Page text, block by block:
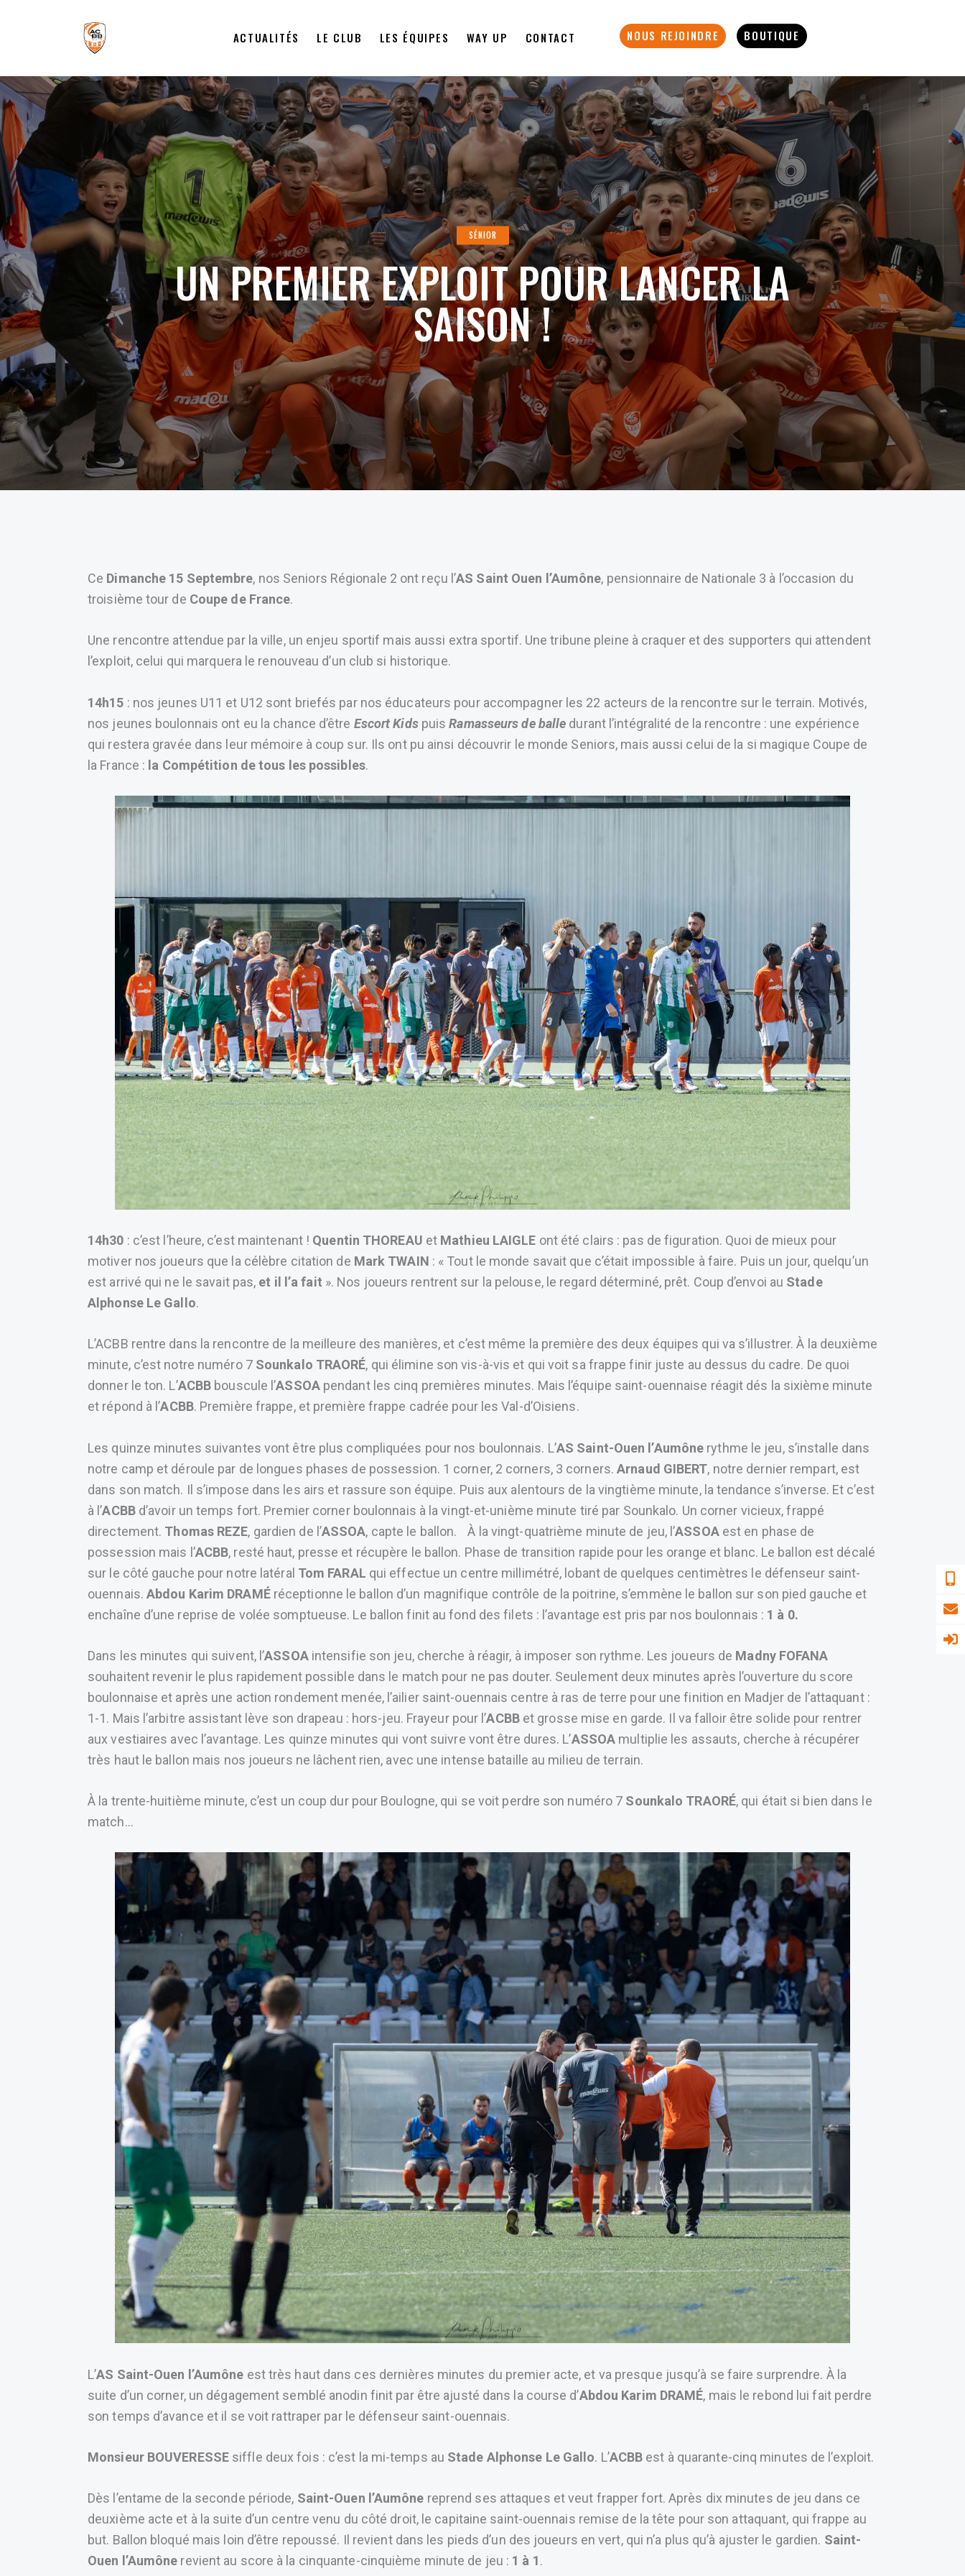
ACTUALITÉS LE CLUB LES ÉQUIPES WAY UP CONTACT NOUS REJOINDRE BOUTIQUE
SÉNIOR
UN PREMIER EXPLOIT POUR LANCER LA
SAISON !
Ce Dimanche 15 Septembre, nos Seniors Régionale 2 ont reçu l’AS Saint Ouen l’Aumône, pensionnaire de Nationale 3 à l’occasion du
troisième tour de Coupe de France.
Une rencontre attendue par la ville, un enjeu sportif mais aussi extra sportif. Une tribune pleine à craquer et des supporters qui attendent
l’exploit, celui qui marquera le renouveau d’un club si historique.
14h15 : nos jeunes U11 et U12 sont briefés par nos éducateurs pour accompagner les 22 acteurs de la rencontre sur le terrain. Motivés,
nos jeunes boulonnais ont eu la chance d’être Escort KidspuisRamasseurs de balle durant l’intégralité de la rencontre : une expérience
qui restera gravée dans leur mémoire à coup sur. Ils ont pu ainsi découvrir le monde Seniors, mais aussi celui de la si magique Coupe de
la France : la Compétition de tous les possibles.
14h30 : c’est l’heure, c’est maintenant ! Quentin THOREAU et Mathieu LAIGLE ont été clairs : pas de figuration. Quoi de mieux pour
motiver nos joueurs que la célèbre citation de Mark TWAIN : « Tout le monde savait que c’était impossible à faire. Puis un jour, quelqu’un
est arrivé qui ne le savait pas, et il l’a fait ». Nos joueurs rentrent sur la pelouse, le regard déterminé, prêt. Coup d’envoi au Stade
Alphonse Le Gallo.
L’ACBB rentre dans la rencontre de la meilleure des manières, et c’est même la première des deux équipes qui va s’illustrer. À la deuxième
minute, c’est notre numéro 7 Sounkalo TRAORÉ, qui élimine son vis-à-vis et qui voit sa frappe finir juste au dessus du cadre. De quoi
donner le ton. L’ACBB bouscule l’ASSOApendant les cinq premières minutes. Mais l’équipe saint-ouennaise réagit dés la sixième minute
et répond à l’ACBB. Première frappe, et première frappe cadrée pour les Val-d’Oisiens.
Les quinze minutes suivantes vont être plus compliquées pour nos boulonnais. L’AS Saint-Ouen l’Aumône rythme le jeu, s’installe dans
notre camp et déroule par de longues phases de possession. 1 corner, 2 corners, 3 corners.Arnaud GIBERT, notre dernier rempart, est
dans son match. Il s’impose dans les airs et rassure son équipe. Puis aux alentours de la vingtième minute, la tendance s’inverse. Et c’est
à l’ACBBd’avoir un temps fort. Premier corner boulonnais à la vingt-et-unième minute tiré par Sounkalo. Un corner vicieux, frappé
directement. Thomas REZE, gardien de l’ASSOA, capte le ballon. À la vingt-quatrième minute de jeu, l’ASSOAest en phase de
possession mais l’ACBB, resté haut, presse et récupère le ballon. Phase de transition rapide pour les orange et blanc. Le ballon est décalé
sur le côté gauche pour notre latéral Tom FARAL qui effectue un centre millimétré, lobant de quelques centimètres le défenseur saint-
ouennais. Abdou Karim DRAMÉréceptionne le ballon d’un magnifique contrôle de la poitrine, s’emmène le ballon sur son pied gauche et
enchaîne d’une reprise de volée somptueuse. Le ballon finit au fond des filets : l’avantage est pris par nos boulonnais : 1 à 0.
Dans les minutes qui suivent, l’ASSOAintensifie son jeu, cherche à réagir, à imposer son rythme. Les joueurs de Madny FOFANA
souhaitent revenir le plus rapidement possible dans le match pour ne pas douter. Seulement deux minutes après l’ouverture du score
boulonnaise et après une action rondement menée, l’ailier saint-ouennais centre à ras de terre pour une finition en Madjer de l’attaquant :
1-1. Mais l’arbitre assistant lève son drapeau : hors-jeu. Frayeur pour l’ACBBet grosse mise en garde. Il va falloir être solide pour rentrer
aux vestiaires avec l’avantage. Les quinze minutes qui vont suivre vont être dures. L’ASSOA multiplie les assauts, cherche à récupérer
très haut le ballon mais nos joueurs ne lâchent rien, avec une intense bataille au milieu de terrain.
À la trente-huitième minute, c’est un coup dur pour Boulogne, qui se voit perdre son numéro 7 Sounkalo TRAORÉ, qui était si bien dans le
match…
L’AS Saint-Ouen l’Aumône est très haut dans ces dernières minutes du premier acte, et va presque jusqu’à se faire surprendre. À la
suite d’un corner, un dégagement semblé anodin finit par être ajusté dans la course d’Abdou Karim DRAMÉ, mais le rebond lui fait perdre
son temps d’avance et il se voit rattraper par le défenseur saint-ouennais.
Monsieur BOUVERESSEsiffle deux fois : c’est la mi-temps au Stade Alphonse Le Gallo. L’ACBB est à quarante-cinq minutes de l’exploit.
Dès l’entame de la seconde période, Saint-Ouen l’Aumône reprend ses attaques et veut frapper fort. Après dix minutes de jeu dans ce
deuxième acte et à la suite d’un centre venu du côté droit, le capitaine saint-ouennais remise de la tête pour son attaquant, qui frappe au
but. Ballon bloqué mais loin d’être repoussé. Il revient dans les pieds d’un des joueurs en vert, qui n’a plus qu’à ajuster le gardien. Saint-
Ouen l’Aumône revient au score à la cinquante-cinquième minute de jeu : 1 à 1.